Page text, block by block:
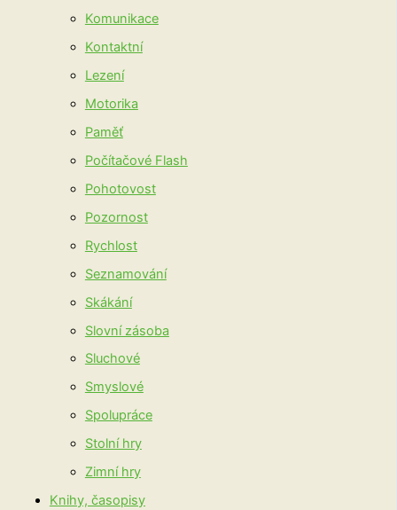
Komunikace
Kontaktní
Lezení
Motorika
Paměť
Počítačové Flash
Pohotovost
Pozornost
Rychlost
Seznamování
Skákání
Slovní zásoba
Sluchové
Smyslové
Spolupráce
Stolní hry
Zimní hry
Knihy, časopisy